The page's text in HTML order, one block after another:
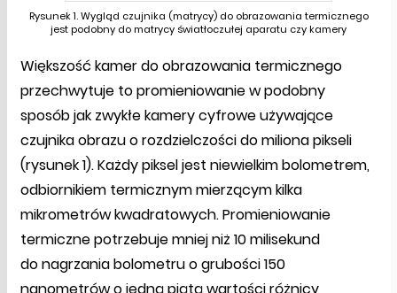
Rysunek 1. Wygląd czujnika (matrycy) do obrazowania termicznego
jest podobny do matrycy światłoczułej aparatu czy kamery
Większość kamer do obrazowania termicznego
przechwytuje to promieniowanie w podobny
sposób jak zwykłe kamery cyfrowe używające
czujnika obrazu o rozdzielczości do miliona pikseli
(rysunek 1). Każdy piksel jest niewielkim bolometrem,
odbiornikiem termicznym mierzącym kilka
mikrometrów kwadratowych. Promieniowanie
termiczne potrzebuje mniej niż 10 milisekund
do nagrzania bolometru o grubości 150